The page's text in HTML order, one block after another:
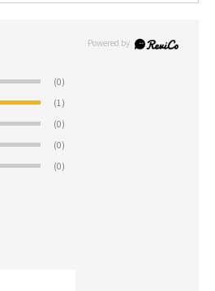
(0)
(1)
(0)
(0)
(0)